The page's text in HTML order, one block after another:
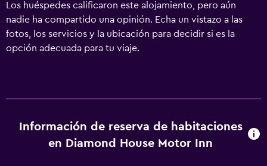
Los huéspedes calificaron este alojamiento, pero aún
nadie ha compartido una opinión. Echa un vistazo a las
fotos, los servicios y la ubicación para decidir si es la
opción adecuada para tu viaje.
Información de reserva de habitaciones
en Diamond House Motor Inn